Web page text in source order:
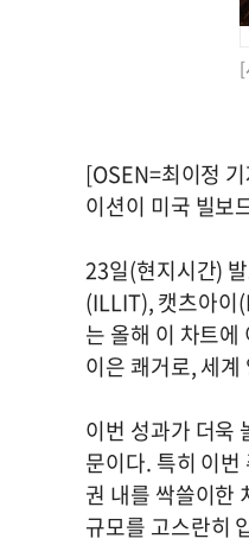
[
[OSEN=최이정
이션이 미국 빌보
23일(현지시간)
(ILLIT), 캣츠아이
는 올해 이 차트에
이은 쾌거로, 세
이번 성과가 더욱
문이다. 특히 이
권 내를 싹쓸이한
규모를 고스란히